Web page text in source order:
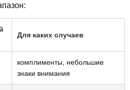
Для каких случаев
комплименты, небольшие
знаки внимания